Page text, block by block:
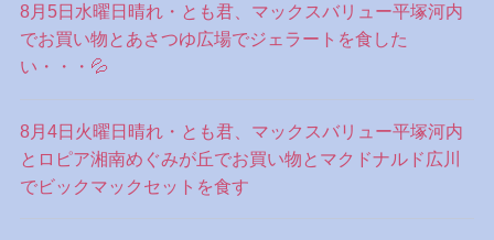
8月5日水曜日晴れ・とも君、マックスバリュー平塚河内
でお買い物とあさつゆ広場でジェラートを食した
い・・・💦
8月4日火曜日晴れ・とも君、マックスバリュー平塚河内
とロピア湘南めぐみが丘でお買い物とマクドナルド広川
でビックマックセットを食す